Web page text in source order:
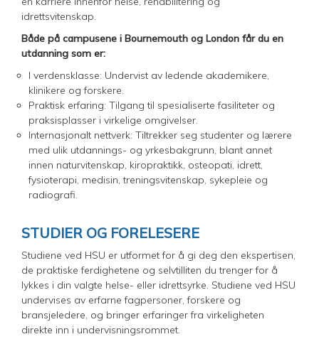
idrettsvitenskap.
Både på campusene i Bournemouth og London får du en
utdanning som er:
I verdensklasse: Undervist av ledende akademikere,
klinikere og forskere.
Praktisk erfaring: Tilgang til spesialiserte fasiliteter og
praksisplasser i virkelige omgivelser.
Internasjonalt nettverk: Tiltrekker seg studenter og lærere
med ulik utdannings- og yrkesbakgrunn, blant annet
innen naturvitenskap, kiropraktikk, osteopati, idrett,
fysioterapi, medisin, treningsvitenskap, sykepleie og
radiografi.
STUDIER OG FORELESERE
Studiene ved HSU er utformet for å gi deg den ekspertisen,
de praktiske ferdighetene og selvtilliten du trenger for å
lykkes i din valgte helse- eller idrettsyrke. Studiene ved HSU
undervises av erfarne fagpersoner, forskere og
bransjeledere, og bringer erfaringer fra virkeligheten
direkte inn i undervisningsrommet.